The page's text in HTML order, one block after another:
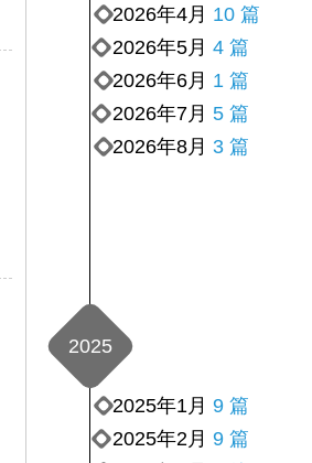
2026年8月 3 篇
2026年7月 5 篇
2026年6月 1 篇
2026年5月 4 篇
2026年4月 10 篇
2025
2025年2月 9 篇
2025年1月 9 篇